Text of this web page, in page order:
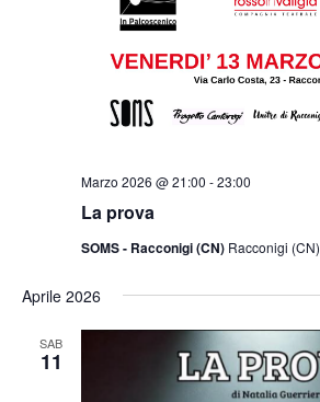
La prova
Marzo 2026 @ 21:00 -23:00
SOMS - Racconigi (CN) Racconigi (CN)
Aprile 2026
SAB
11